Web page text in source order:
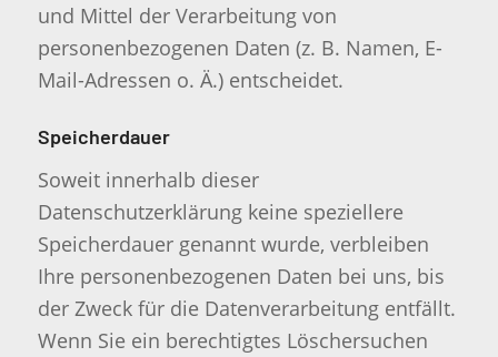
und Mittel der Verarbeitung von
personenbezogenen Daten (z. B. Namen, E-
Mail-Adressen o. Ä.) entscheidet.
Speicherdauer
Soweit innerhalb dieser
Datenschutzerklärung keine speziellere
Speicherdauer genannt wurde, verbleiben
Ihre personenbezogenen Daten bei uns, bis
der Zweck für die Datenverarbeitung entfällt.
Wenn Sie ein berechtigtes Löschersuchen